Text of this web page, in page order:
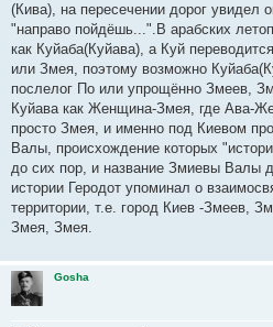
(Кива), на пересечении дорог увидел
"направо пойдёшь...".В арабских
как Куйаба(Куйава), а Куй
или Змея, поэтому возможно
послелог По или упрощённо Змеев,
Куйава как Женщина-Змея, где Ава-
просто Змея, и именно под Киевом
Валы, происхождение которых
до сих пор, и название Змиевы Валы
истории Геродот упоминал о
территории, т.е. город Киев -Змеев,
Змея, Змея.
Gosha